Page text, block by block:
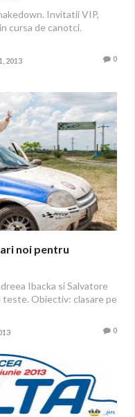
Invitatii VIP,
cursa de canotci.
2013 0
noi pentru
Ibacka si Salvatore
teste. Obiectiv: clasare pe
0